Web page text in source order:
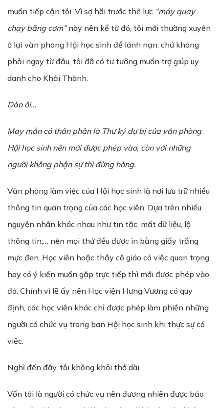
muốn tiếp cận tôi. Vì sợ hãi trước thế lực “máy quay
chạy bằng cơm”này nên kể từ đó, tôi mới thường xuyên
ở lại văn phòng Hội học sinh để lánh nạn, chứ không
phải ngay từ đầu, tôi đã có tư tưởng muốn trợ giúp uy
danh cho Khải Thành.
Dào ôi…
May mắn có thân phận là Thưký dựbịcủa văn phòng
Hội học sinh nên mới được phép vào, còn với những
người không phận sự thì đừng hòng.
Văn phòng làm việc của Hội học sinh là nơi lưu trữ nhiều
thông tin quan trọng của các học viên. Dựa trên nhiều
nguyên nhân khác nhau như tin tặc, mất dữ liệu, lộ
thông tin,… nên mọi thứ đều được in bằng giấy trắng
mực đen. Học viên hoặc thầy cô giáo có việc quan trọng
hay có ý kiến muốn gặp trực tiếp thì mới được phép vào
đó. Chính vì lẽ ấy nên Học viện Hưng Vương có quy
định, các học viên khác chỉ được phép làm phiền những
người có chức vụ trong ban Hội học sinh khi thực sự có
việc.
Nghĩ đến đây, tôi không khỏi thở dài.
Vốn tôi là người có chức vụ nên đương nhiên được bảo